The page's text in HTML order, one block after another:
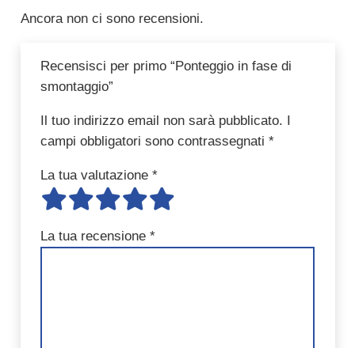
Ancora non ci sono recensioni.
Recensisci per primo “Ponteggio in fase di
smontaggio”
Il tuo indirizzo email non sarà pubblicato. I
campi obbligatori sono contrassegnati *
La tua valutazione *
La tua recensione *